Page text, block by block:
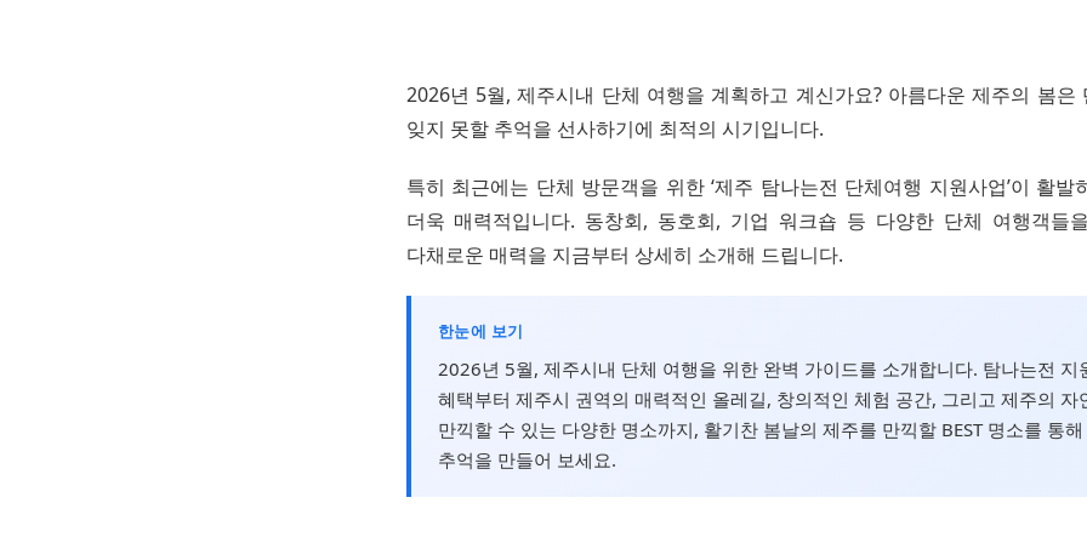
2026년 5월, 제주시내 단체 여행을 계획하고 계신가요? 아름다운 제주의 봄은
잊지 못할 추억을 선사하기에 최적의 시기입니다.
특히 최근에는 단체 방문객을 위한 ‘제주 탐나는전 단체여행 지원사업’이 활발
더욱 매력적입니다. 동창회, 동호회, 기업 워크숍 등 다양한 단체 여행객들
다채로운 매력을 지금부터 상세히 소개해 드립니다.
한눈에 보기
2026년 5월, 제주시내 단체 여행을 위한 완벽 가이드를 소개합니다. 탐나는전 지
혜택부터 제주시 권역의 매력적인 올레길, 창의적인 체험 공간, 그리고 제주의 자
만끽할 수 있는 다양한 명소까지, 활기찬 봄날의 제주를 만끽할 BEST 명소를 통
추억을 만들어 보세요.